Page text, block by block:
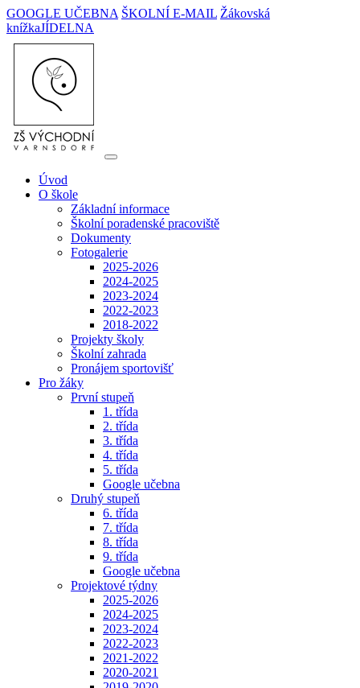
GOOGLE UČEBNA ŠKOLNÍ E-MAIL Žákovská
knížkaJÍDELNA
Úvod
O škole
Základní informace
Školní poradenské pracoviště
Dokumenty
Fotogalerie
2025-2026
2024-2025
2023-2024
2022-2023
2018-2022
Projekty školy
Školní zahrada
Pronájem sportovišť
Pro žáky
První stupeň
1. třída
2. třída
3. třída
4. třída
5. třída
Google učebna
Druhý stupeň
6. třída
7. třída
8. třída
9. třída
Google učebna
Projektové týdny
2025-2026
2024-2025
2023-2024
2022-2023
2021-2022
2020-2021